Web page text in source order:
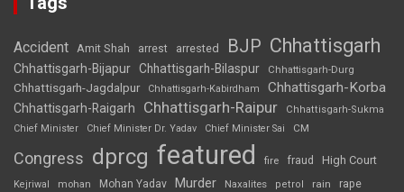
Accident Amit Shah arrest arrested BJP Chhattisgarh
Chhattisgarh-Bijapur Chhattisgarh-Bilaspur Chhattisgarh-Durg
Chhattisgarh-Jagdalpur Chhattisgarh-Kabirdham Chhattisgarh-Korba
Chhattisgarh-Raigarh Chhattisgarh-Raipur
Chhattisgarh-Sukma
Chief Minister
Chief Minister Dr. Yadav Chief Minister Sai CM
Congress dprcg featured fire fraud High Court
Kejriwal mohan Mohan Yadav Murder Naxalites petrol rain rape